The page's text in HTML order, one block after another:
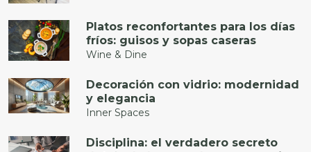
Platos reconfortantes para los días
fríos: guisos y sopas caseras
Wine & Dine
Decoración con vidrio: modernidad
y elegancia
Inner Spaces
Disciplina: el verdadero secreto